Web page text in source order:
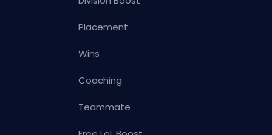
Placement
Wins
Coaching
Teammate